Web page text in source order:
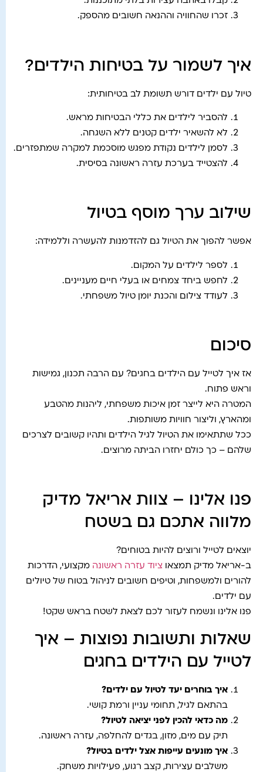
זכרו שהחוויה וההנאה חשובים מהספק.
איך לשמור על בטיחות הילדים?
טיול עם ילדים דורש תשומת לב בטיחותית:
להסביר לילדים את כללי הבטיחות מראש.
לא להשאיר ילדים קטנים ללא השגחה.
לסמן לילדים נקודת מפגש מוסכמת למקרה שמתפזרים.
להצטייד בערכת עזרה ראשונה בסיסית.
שילוב ערך מוסף בטיול
אפשר להפוך את הטיול גם להזדמנות להעשרה וללמידה:
לספר לילדים על המקום.
לחפש ביחד צמחים או בעלי חיים מעניינים.
לעודד צילום והכנת יומן טיול משפחתי.
סיכום
אז איך לטייל עם הילדים בחגים? עם הרבה תכנון, גמישות
וראש פתוח.
המטרה היא לייצר זמן איכות משפחתי, ליהנות מהטבע
ומהארץ, וליצור חוויות משותפות.
ככל שתתאימו את הטיול לגיל הילדים ותהיו קשובים לצרכים
שלהם – כך כולם יחזרו הביתה מרוצים.
פנו אלינו – צוות אריאל מדיק
מלווה אתכם גם בשטח
יוצאים לטייל ורוצים להיות בטוחים?
ב-אריאל מדיק תמצאו ציוד עזרה ראשונה מקצועי, הדרכות
להורים ולמשפחות, וטיפים חשובים לניהול בטוח של טיולים
עם ילדים.
פנו אלינו ונשמח לעזור לכם לצאת לשטח בראש שקט!
שאלות ותשובות נפוצות – איך
לטייל עם הילדים בחגים
איך בוחרים יעד לטיול עם ילדים?
בהתאם לגיל, תחומי עניין ורמת קושי.
מה כדאי להכין לפני יציאה לטיול?
תיק עם מים, מזון, בגדים להחלפה, עזרה ראשונה.
איך מונעים עייפות אצל ילדים בטיול?
משלבים עצירות, קצב רגוע, פעילויות משחק.